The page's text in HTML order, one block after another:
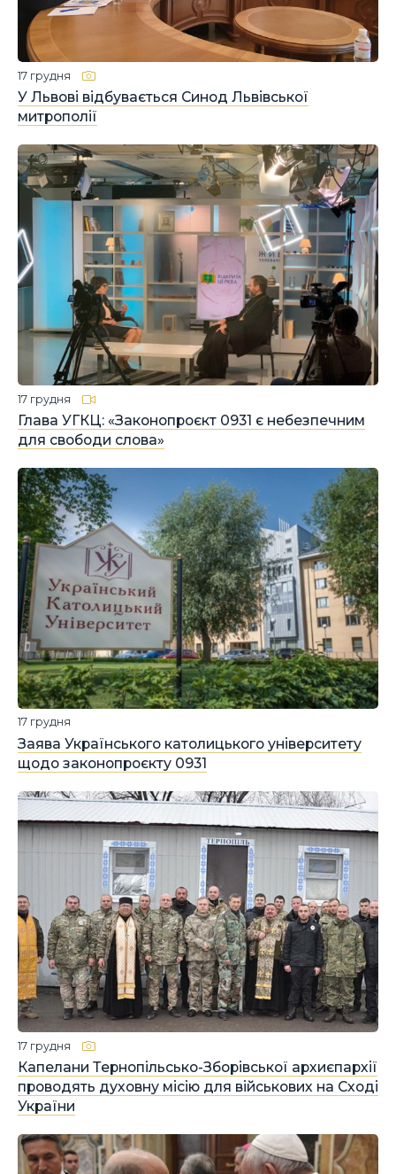
У Львові відбувається Синод Львівської
митрополії
17 грудня
Глава УГКЦ: «Законопроєкт 0931 є небезпечним
для свободи слова»
17 грудня
Заява Українського католицького університету
щодо законопроєкту 0931
17 грудня
Капелани Тернопільсько-Зборівської архиєпархії
проводять духовну місію для військових на Сході
України
17 грудня